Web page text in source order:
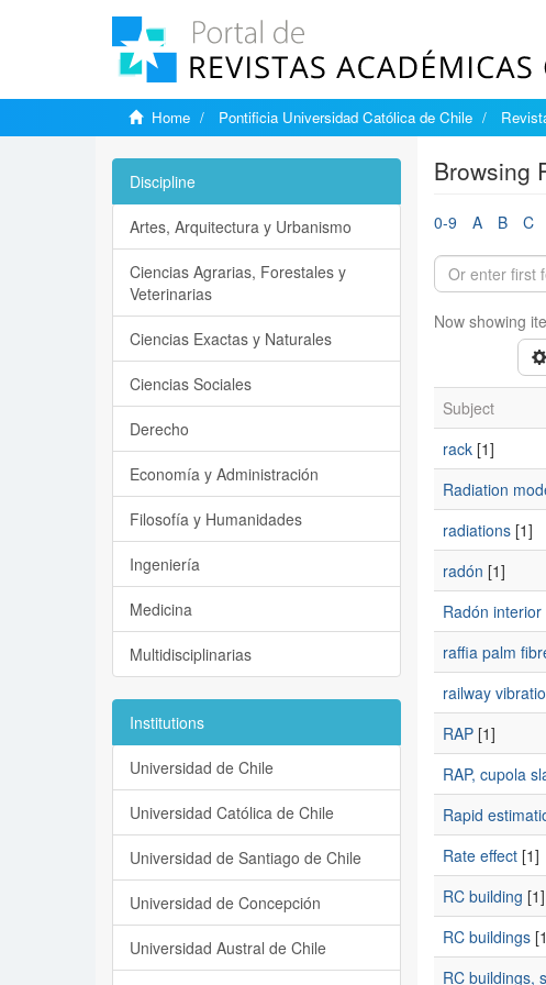
Home Pontificia Universidad Católica de Chile
Browsing
0-9 A B C
Now showing
Subject
rack[1]
Radiation
radiations[1]
radón [1]
Radón interior
raffia palm
railway
RAP[1]
RAP, cupola
Rapid
Rate effect[1]
RC building [1]
RC buildings
RC buildings,
Discipline
Artes, Arquitectura y Urbanismo
Ciencias Agrarias, Forestales y
Veterinarias
Ciencias Exactas y Naturales
Ciencias Sociales
Derecho
Economía y Administración
Filosofía y Humanidades
Ingeniería
Medicina
Multidisciplinarias
Institutions
Universidad de Chile
Universidad Católica de Chile
Universidad de Santiago de Chile
Universidad de Concepción
Universidad Austral de Chile